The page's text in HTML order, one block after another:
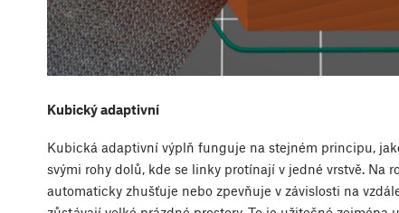
Kubický adaptivní
Kubická adaptivní výplň funguje na stejném principu,
svými rohy dolů, kde se linky protínají v jedné vrstvě. Na
automaticky zhušťuje nebo zpevňuje v závislosti na